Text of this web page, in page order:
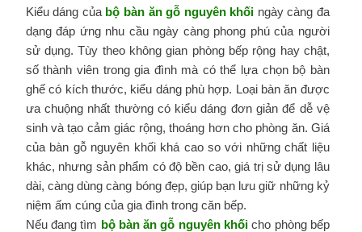
Kiểu dáng của bộ bàn ăn gỗ nguyên khối ngày càng đa
dạng đáp ứng nhu cầu ngày càng phong phú của người
sử dụng. Tùy theo không gian phòng bếp rộng hay chật,
số thành viên trong gia đình mà có thể lựa chọn bộ bàn
ghế có kích thước, kiểu dáng phù hợp. Loại bàn ăn được
ưa chuộng nhất thường có kiểu dáng đơn giản để dễ vệ
sinh và tạo cảm giác rộng, thoáng hơn cho phòng ăn. Giá
của bàn gỗ nguyên khối khá cao so với những chất liệu
khác, nhưng sản phẩm có độ bền cao, giá trị sử dụng lâu
dài, càng dùng càng bóng đẹp, giúp bạn lưu giữ những kỷ
niệm ấm cúng của gia đình trong căn bếp.
Nếu đang tìm bộ bàn ăn gỗ nguyên khối cho phòng bếp